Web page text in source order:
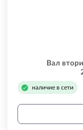
Вал
наличие в сети